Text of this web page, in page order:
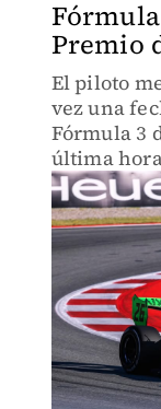
Premio
El piloto
vez una
Fórmula 3
última